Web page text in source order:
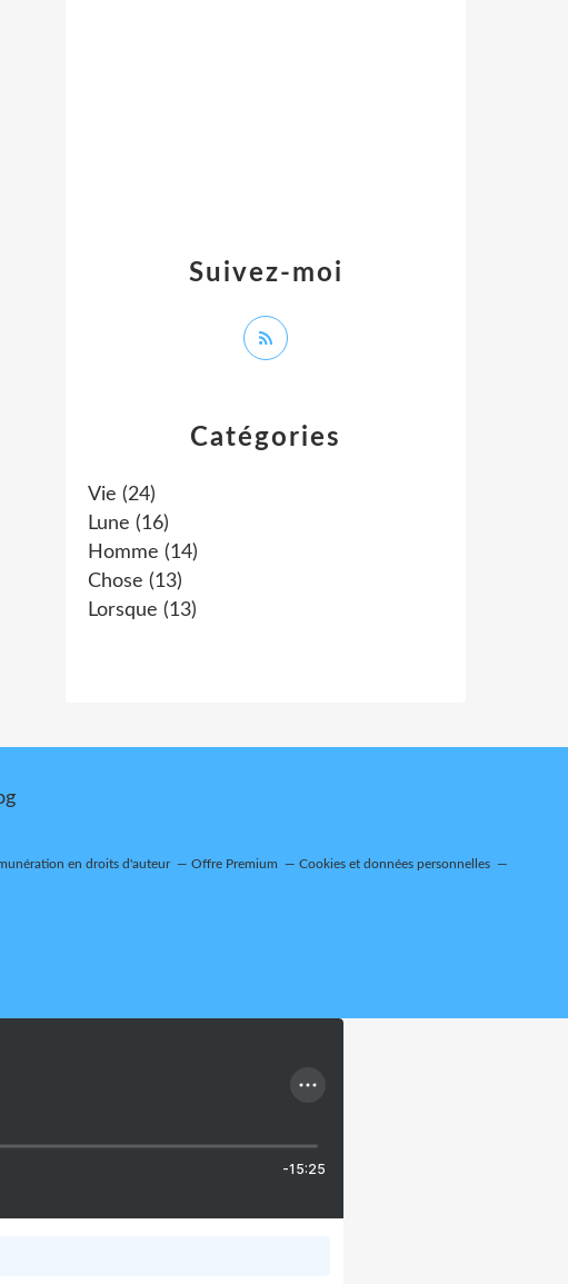
Catégories
Vie (24)
Lune (16)
Homme (14)
Chose (13)
Lorsque (13)
Suivez-moi
en droits d'auteur Offre Premium Cookies et données personnelles
-15:25